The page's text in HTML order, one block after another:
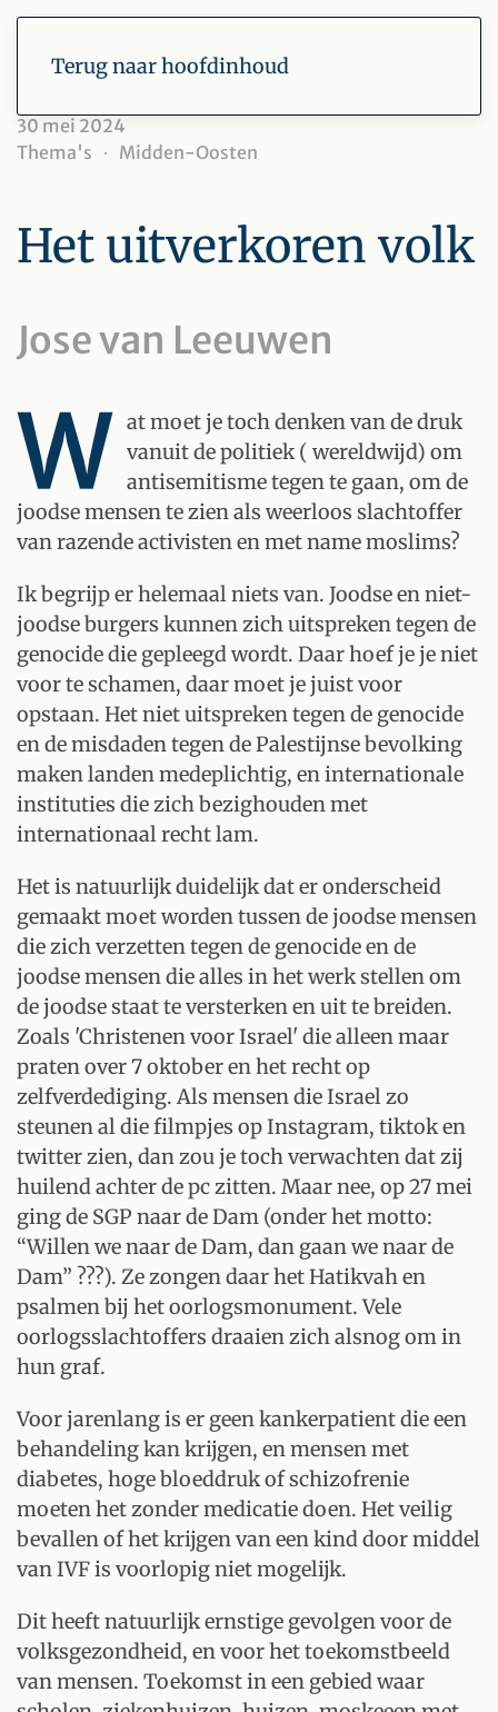
Terug naar hoofdinhoud
30 mei 2024
Thema's
Midden-Oosten
Het uitverkoren volk
Jose van Leeuwen
W at moet je toch denken van de druk
vanuit de politiek ( wereldwijd) om
antisemitisme tegen te gaan, om de
joodse mensen te zien als weerloos slachtoffer
van razende activisten en met name moslims?
Ik begrijp er helemaal niets van. Joodse en niet-
joodse burgers kunnen zich uitspreken tegen de
genocide die gepleegd wordt. Daar hoef je je niet
voor te schamen, daar moet je juist voor
opstaan. Het niet uitspreken tegen de genocide
en de misdaden tegen de Palestijnse bevolking
maken landen medeplichtig, en internationale
instituties die zich bezighouden met
internationaal recht lam.
Het is natuurlijk duidelijk dat er onderscheid
gemaakt moet worden tussen de joodse mensen
die zich verzetten tegen de genocide en de
joodse mensen die alles in het werk stellen om
de joodse staat te versterken en uit te breiden.
Zoals 'Christenen voor Israel' die alleen maar
praten over 7 oktober en het recht op
zelfverdediging. Als mensen die Israel zo
steunen al die filmpjes op Instagram, tiktok en
twitter zien, dan zou je toch verwachten dat zij
huilend achter de pc zitten. Maar nee, op 27 mei
ging de SGP naar de Dam (onder het motto:
“Willen we naar de Dam, dan gaan we naar de
Dam” ???). Ze zongen daar het Hatikvah en
psalmen bij het oorlogsmonument. Vele
oorlogsslachtoffers draaien zich alsnog om in
hun graf.
Voor jarenlang is er geen kankerpatient die een
behandeling kan krijgen, en mensen met
diabetes, hoge bloeddruk of schizofrenie
moeten het zonder medicatie doen. Het veilig
bevallen of het krijgen van een kind door middel
van IVF is voorlopig niet mogelijk.
Dit heeft natuurlijk ernstige gevolgen voor de
volksgezondheid, en voor het toekomstbeeld
van mensen. Toekomst in een gebied waar